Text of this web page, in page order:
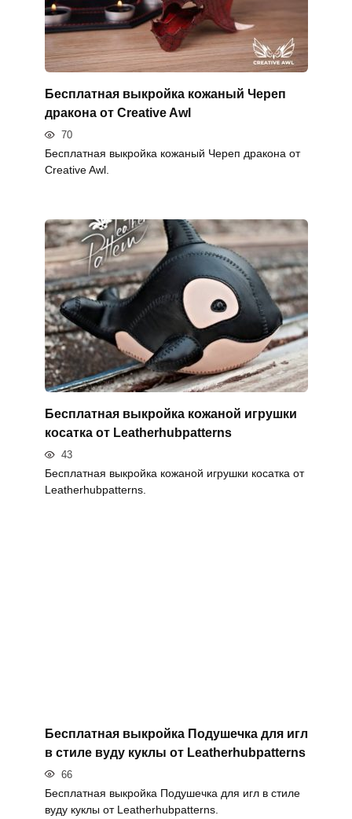
Бесплатная выкройка кожаный Череп
дракона от Creative Awl
70
Бесплатная выкройка кожаный Череп дракона от
Creative Awl.
Бесплатная выкройка кожаной игрушки
косатка от Leatherhubpatterns
43
Бесплатная выкройка кожаной игрушки косатка от
Leatherhubpatterns.
Бесплатная выкройка Подушечка для игл
в стиле вуду куклы от Leatherhubpatterns
66
Бесплатная выкройка Подушечка для игл в стиле
вуду куклы от Leatherhubpatterns.